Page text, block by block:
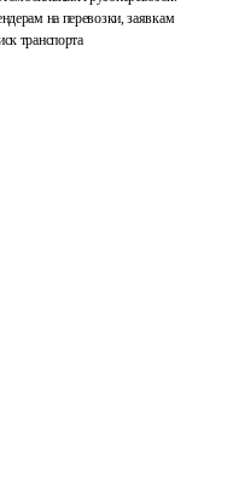
на перевозки, заявкам
транспорта